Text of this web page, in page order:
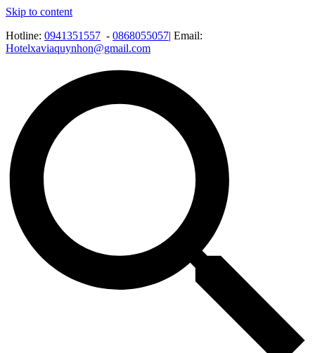
Skip to content
Hotline: 0941351557 - 0868055057| Email:
Hotelxaviaquynhon@gmail.com